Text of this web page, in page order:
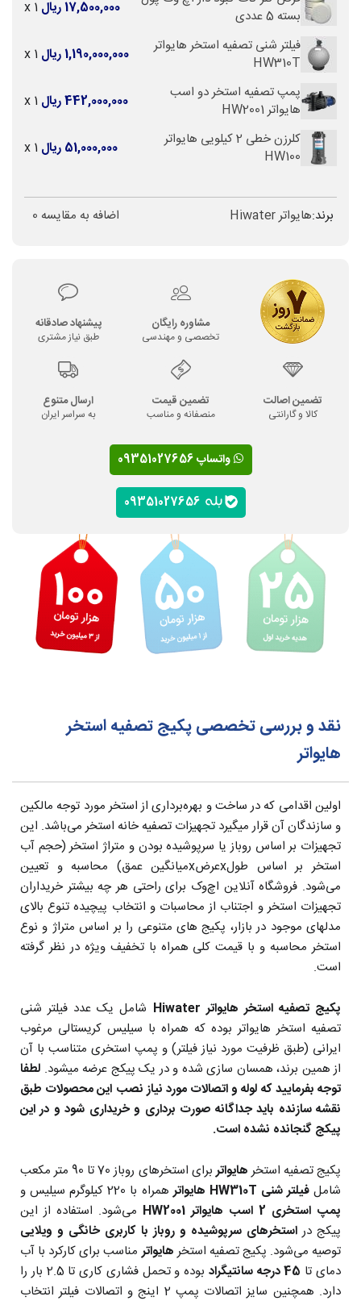
بسته 5 عددی
17,500,000 ریال
x 1
فیلتر شنی تصفیه استخر هایواتر
HW310T
1,190,000,000 ریال
x 1
پمپ تصفیه استخر دو اسب
هایواتر HW2001
442,000,000 ریال
x 1
کلرزن خطی 2 کیلویی هایواتر
HW100
51,000,000 ریال x 1
برند:هایواتر Hiwater اضافه به مقایسه 0
مشاوره رایگان
تخصصی و مهندسی
پیشنهاد صادقانه
طبق نیاز مشتری
تضمین اصالت
کالا و گارانتی
تضمین قیمت
منصفانه و مناسب
ارسال متنوع
به سراسر ایران
واتساپ 09351027656
نقد و بررسی تخصصی پکیج تصفیه استخر
هایواتر
اولین اقدامی که در ساخت و بهره‌برداری از استخر مورد توجه مالکین
و سازندگان آن قرار میگیرد تجهیزات تصفیه خانه استخر می‌باشد. این
تجهیزات بر اساس روباز یا سرپوشیده بودن و متراژ استخر (حجم آب
استخر بر اساس طولxعرضxمیانگین عمق) محاسبه و تعیین
می‌شود. فروشگاه آنلاین اچ‌وک برای راحتی هر چه بیشتر خریداران
تجهیزات استخر و اجتناب از محاسبات و انتخاب پیچیده تنوع بالای
مدلهای موجود در بازار، پکیج های متنوعی را بر اساس متراژ و نوع
استخر محاسبه و با قیمت کلی همراه با تخفیف ویژه در نظر گرفته
است.
پکیج تصفیه استخر هایواتر Hiwater
شامل یک عدد فیلتر شنی
تصفیه استخر هایواتر بوده که همراه با سیلیس کریستالی مرغوب
ایرانی (طبق ظرفیت مورد نیاز فیلتر) و پمپ استخری متناسب با آن
از همین برند، همسان سازی شده و در یک پیکج عرضه میشود. لطفا
توجه بفرمایید که لوله و اتصالات مورد نیاز نصب این محصولات طبق
نقشه سازنده باید جداگانه صورت برداری و خریداری شود و در این
پیکج گنجانده نشده است.
پکیج تصفیه استخر هایواتر
برای استخرهای روباز 70 تا 90 متر مکعب
شاملفیلتر شنی HW310T هایواتر
همراه با 220 کیلوگرم سیلیس و
پمپ استخری 2 اسب هایواتر HW2001
می‌شود. استفاده از این
پیکج در استخرهای سرپوشیده و روباز با کاربری خانگی و ویلایی
توصیه می‌شود. پکیج تصفیه استخر هایواترمناسب برای کارکرد با آب
دمای تا 45 درجه سانتیگراد
بوده و تحمل فشاری کاری تا 2.5 بار را
دارد. همچنین سایز اتصالات پمپ 2 اینج و اتصالات فیلتر انتخاب